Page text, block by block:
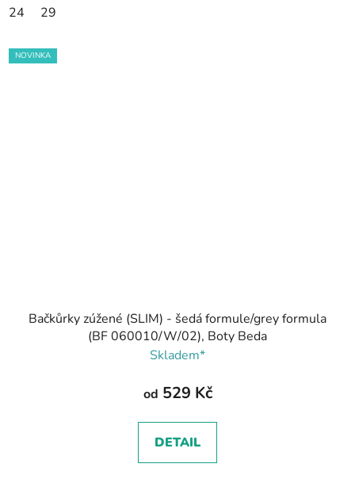
24 29
NOVINKA
Bačkůrky zúžené (SLIM) - šedá formule/grey formula
(BF 060010/W/02), Boty Beda
Skladem*
od 529 Kč
DETAIL